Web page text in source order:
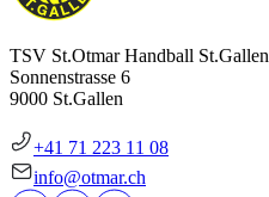
TSV St.Otmar Handball St.Gallen
Sonnenstrasse 6
9000 St.Gallen
+41 71 223 11 08
info@otmar.ch